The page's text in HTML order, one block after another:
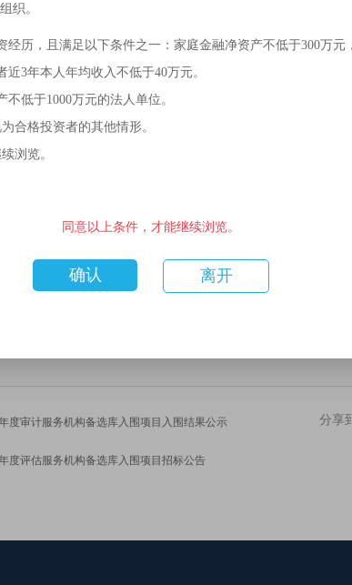
落实相关监管意见，经公司股东大会审议通过，本公司对公
监复〔2024〕74号），并完成西安市市场监督管理局备案程
度审计服务机构备选库入围项目入围结果公示
度评估服务机构备选库入围项目招标公告
分享
织。
经历，且满足以下条件之一：家庭金融净资产不低于300万元
近3年本人年均收入不低于40万元。
不低于1000万元的法人单位。
合格投资者的其他情形。
浏览。
同意以上条件，才能继续浏览。
确认 离开